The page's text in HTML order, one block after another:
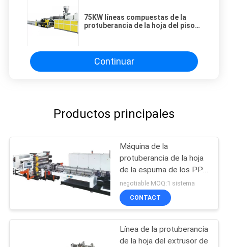
75KW líneas compuestas de la
protuberancia de la hoja del piso
Continuar
Productos principales
Máquina de la
protuberancia de la hoja
de la espuma de los PP
picosegundo
negotiable MOQ:1 sistema
CONTACT
Línea de la protuberancia
de la hoja del extrusor de